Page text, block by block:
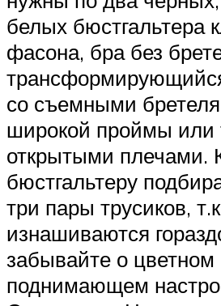
белых бюстгальтера
фасона, бра без
со съемными
широкой проймы или
открытыми плечами.
бюстгальтеру
три пары трусиков,
изнашиваются
забывайте о цветном
поднимающем